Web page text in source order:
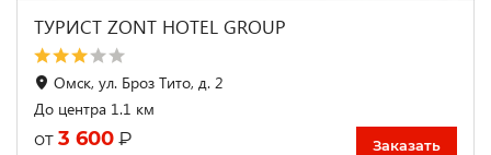
ТУРИСТ ZONT HOTEL GROUP
Омск, ул. Броз Тито, д. 2
До центра 1.1 км
от 3 600 ₽ Заказать